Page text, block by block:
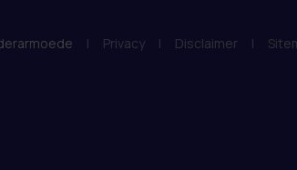
| Privacy | Disclaimer |